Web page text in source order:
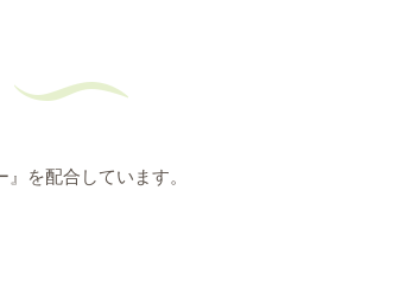
を配合しています。